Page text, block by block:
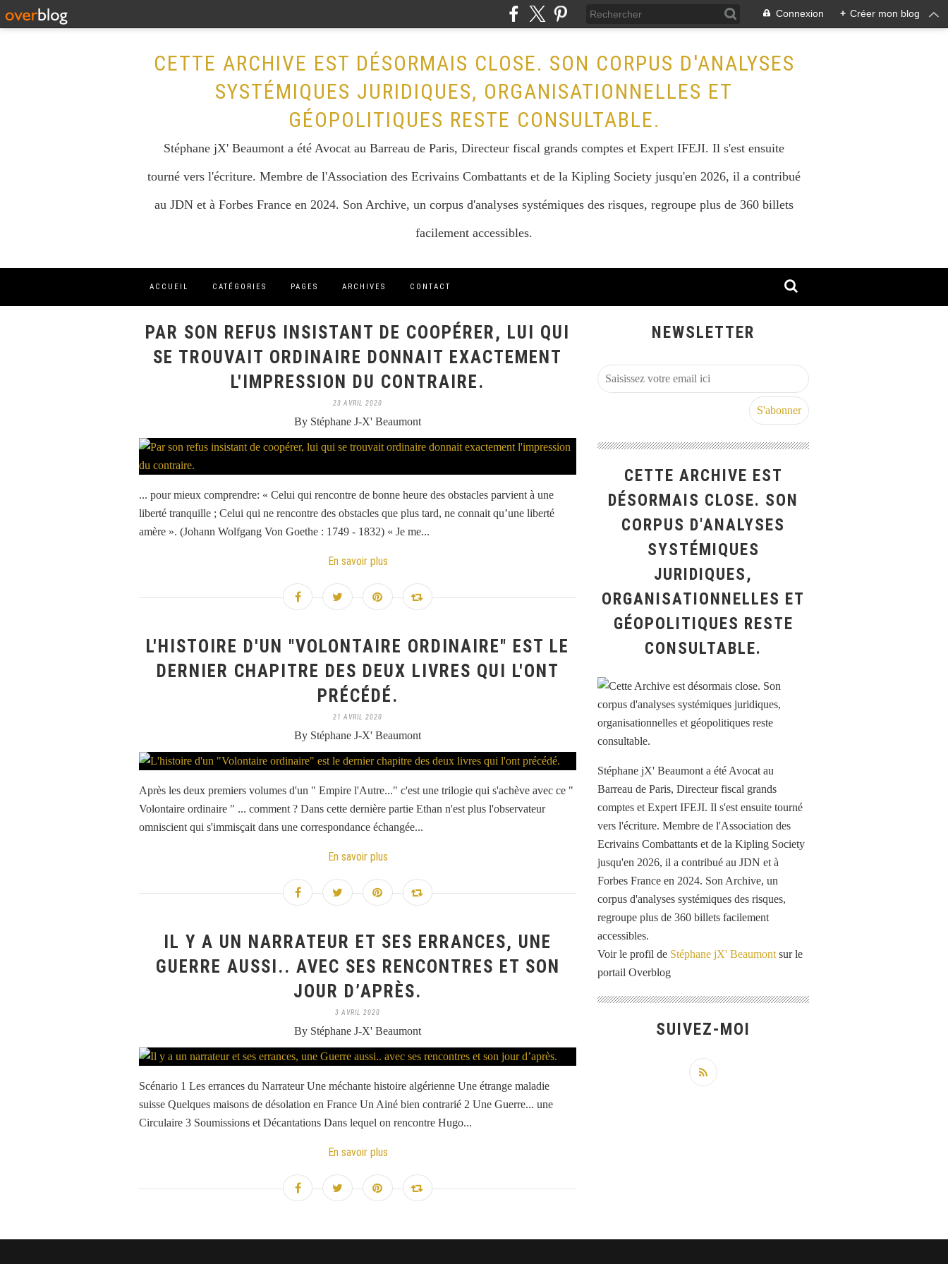
Connexion + Créer mon blog
CETTE ARCHIVE EST DÉSORMAIS CLOSE. SON CORPUS D'ANALYSES
SYSTÉMIQUES JURIDIQUES, ORGANISATIONNELLES ET
GÉOPOLITIQUES RESTE CONSULTABLE.
Stéphane jX' Beaumont a été Avocat au Barreau de Paris, Directeur fiscal grands comptes et Expert IFEJI. Il s'est ensuite
tourné vers l'écriture. Membre de l'Association des Ecrivains Combattants et de la Kipling Society jusqu'en 2026, il a contribué
au JDN et à Forbes France en 2024. Son Archive, un corpus d'analyses systémiques des risques, regroupe plus de 360 billets
facilement accessibles.
ACCUEIL CATÉGORIES PAGES ARCHIVES CONTACT
PAR SON REFUS INSISTANT DE COOPÉRER, LUI QUI
SE TROUVAIT ORDINAIRE DONNAIT EXACTEMENT
L'IMPRESSION DU CONTRAIRE.
23 AVRIL 2020
By Stéphane J-X' Beaumont
... pour mieux comprendre: « Celui qui rencontre de bonne heure des obstacles parvient à une
liberté tranquille ; Celui qui ne rencontre des obstacles que plus tard, ne connait qu’une liberté
amère ». (Johann Wolfgang Von Goethe : 1749 - 1832) « Je me...
En savoir plus
L'HISTOIRE D'UN "VOLONTAIRE ORDINAIRE" EST LE
DERNIER CHAPITRE DES DEUX LIVRES QUI L'ONT
PRÉCÉDÉ.
21 AVRIL 2020
By Stéphane J-X' Beaumont
Après les deux premiers volumes d'un " Empire l'Autre..." c'est une trilogie qui s'achève avec ce "
Volontaire ordinaire " ... comment ? Dans cette dernière partie Ethan n'est plus l'observateur
omniscient qui s'immisçait dans une correspondance échangée...
En savoir plus
IL Y A UN NARRATEUR ET SES ERRANCES, UNE
GUERRE AUSSI.. AVEC SES RENCONTRES ET SON
JOUR D’APRÈS.
3 AVRIL 2020
By Stéphane J-X' Beaumont
Scénario 1 Les errances du Narrateur Une méchante histoire algérienne Une étrange maladie
suisse Quelques maisons de désolation en France Un Ainé bien contrarié 2 Une Guerre... une
Circulaire 3 Soumissions et Décantations Dans lequel on rencontre Hugo...
En savoir plus
NEWSLETTER
CETTE ARCHIVE EST
DÉSORMAIS CLOSE. SON
CORPUS D'ANALYSES
SYSTÉMIQUES
JURIDIQUES,
ORGANISATIONNELLES ET
GÉOPOLITIQUES RESTE
CONSULTABLE.
Stéphane jX' Beaumont a été Avocat au
Barreau de Paris, Directeur fiscal grands
comptes et Expert IFEJI. Il s'est ensuite tourné
vers l'écriture. Membre de l'Association des
Ecrivains Combattants et de la Kipling Society
jusqu'en 2026, il a contribué au JDN et à
Forbes France en 2024. Son Archive, un
corpus d'analyses systémiques des risques,
regroupe plus de 360 billets facilement
accessibles.
Voir le profil de Stéphane jX' Beaumont sur le
portail Overblog
SUIVEZ-MOI